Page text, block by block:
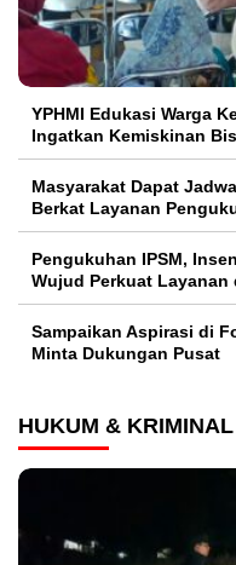
YPHMI Edukasi Warga
Ingatkan Kemiskinan
Masyarakat Dapat
Berkat Layanan
Pengukuhan IPSM,
Wujud Perkuat Layanan
Sampaikan Aspirasi di
Minta Dukungan Pusat
HUKUM & KRIMINAL